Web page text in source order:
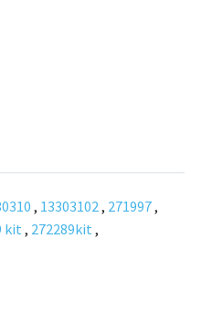
, 13303102, 271997,
kit , 272289kit ,